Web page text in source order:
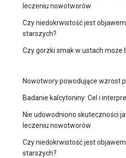
leczeniu nowotworów
Czy niedokrwistość jest
starszych?
Czy gorzki smak w ustach może
Nowotwory powodujące wzrost
Badanie kalcytoniny: Cel i
Nie udowodniono skuteczności
leczeniu nowotworów
Czy niedokrwistość jest
starszych?